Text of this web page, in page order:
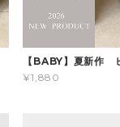
【BABY】夏新作
¥1,880